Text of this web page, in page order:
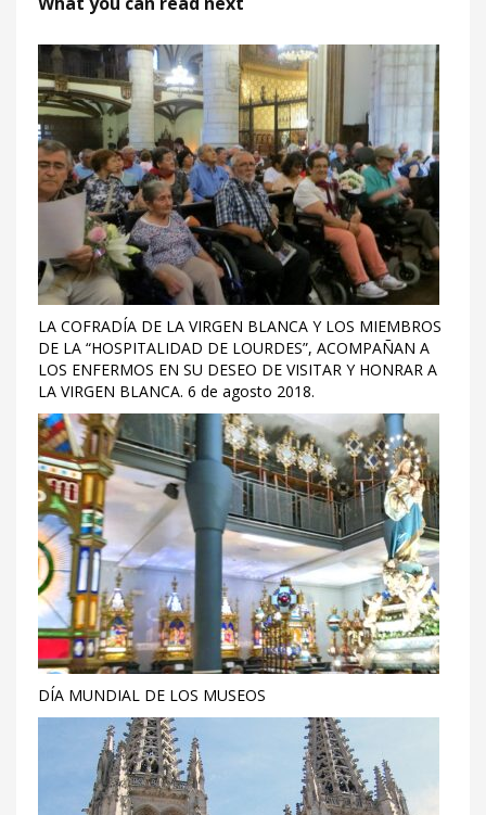
LA COFRADÍA DE LA VIRGEN BLANCA Y LOS MIEMBROS
DE LA “HOSPITALIDAD DE LOURDES”, ACOMPAÑAN A
LOS ENFERMOS EN SU DESEO DE VISITAR Y HONRAR A
LA VIRGEN BLANCA. 6 de agosto 2018.
DÍA MUNDIAL DE LOS MUSEOS